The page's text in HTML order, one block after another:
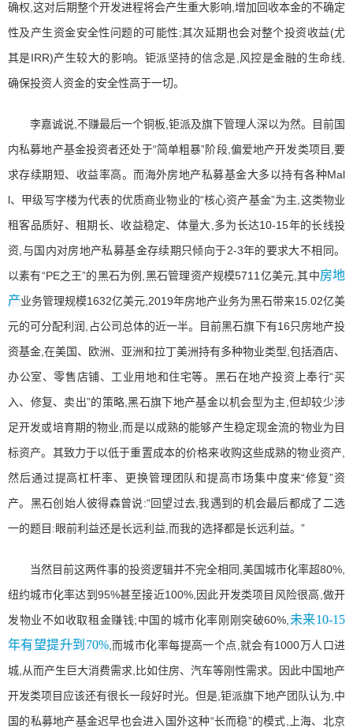
确权,这对后期整个开发进程将会产生重大影响,增加回收本金的不确定
性及产生资金安全性问题的可能性;其次延期也会对整个投资收益(尤
其是IRR)产生较大的影响。钜派坚持的信念是,风控是金融的生命线,
确保投资人资金的安全性高于一切。
李嘉诚说,不赚最后一个铜板,钜派及旗下管理人深以为然。目前国
内私募地产基金投资者还处于“简单粗暴”阶段,偏爱地产开发类项目,要
求存续期短、收益率高。而海外房地产私募基金大多以持有各种Mal
l、甲级写字楼为代表的优质商业物业的“核心资产基金”为主,这类物业
租客品质好、租期长、收益稳定、体量大,多为长达10-15年的长线投
资,与国内对房地产私募基金存续期只倾向于2-3年的要求大不相同。
以素有“PE之王”的黑石为例,黑石管理资产规模5711亿美元,其中房地
产业务管理规模1632亿美元,2019年房地产业务为黑石带来15.02亿美
元的可分配利润,占公司总体的近一半。目前黑石旗下有16只房地产投
资基金,在美国、欧洲、亚洲和拉丁美洲持有多种物业类型,包括酒店、
办公室、零售店铺、工业用地和住宅等。黑石在地产投资上奉行“买
入、修复、卖出”的策略,黑石旗下地产基金以机会型为主,但却较少涉
足开发或培育期的物业,而是以成熟的能够产生稳定现金流的物业为目
标资产。其致力于以低于重置成本的价格来收购这些成熟的物业资产,
然后通过提高杠杆率、更换管理团队和提高市场集中度来“修复”资
产。黑石创始人彼得森曾说:“回望过去,我遇到的机会最后都成了二选
一的题目:眼前利益还是长远利益,而我的选择都是长远利益。”
当然目前这两件事的投资逻辑并不完全相同,美国城市化率超80%,
纽约城市化率达到95%甚至接近100%,因此开发类项目风险很高,做开
发物业不如收取租金赚钱;中国的城市化率刚刚突破60%, 未来10-15
年有望提升到70%,而城市化率每提高一个点,就会有1000万人口进
城,从而产生巨大消费需求,比如住房、汽车等刚性需求。因此中国地产
开发类项目应该还有很长一段好时光。但是,钜派旗下地产团队认为,中
国的私募地产基金迟早也会进入国外这种“长而稳”的模式,上海、北京